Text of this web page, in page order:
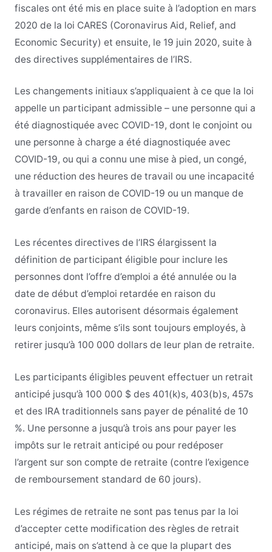
fiscales ont été mis en place suite à l’adoption en mars
2020 de la loi CARES (Coronavirus Aid, Relief, and
Economic Security) et ensuite, le 19 juin 2020, suite à
des directives supplémentaires de l’IRS.
Les changements initiaux s’appliquaient à ce que la loi
appelle un participant admissible – une personne qui a
été diagnostiquée avec COVID-19, dont le conjoint ou
une personne à charge a été diagnostiquée avec
COVID-19, ou qui a connu une mise à pied, un congé,
une réduction des heures de travail ou une incapacité
à travailler en raison de COVID-19 ou un manque de
garde d’enfants en raison de COVID-19.
Les récentes directives de l’IRS élargissent la
définition de participant éligible pour inclure les
personnes dont l’offre d’emploi a été annulée ou la
date de début d’emploi retardée en raison du
coronavirus. Elles autorisent désormais également
leurs conjoints, même s’ils sont toujours employés, à
retirer jusqu’à 100 000 dollars de leur plan de retraite.
Les participants éligibles peuvent effectuer un retrait
anticipé jusqu’à 100 000 $ des 401(k)s, 403(b)s, 457s
et des IRA traditionnels sans payer de pénalité de 10
%. Une personne a jusqu’à trois ans pour payer les
impôts sur le retrait anticipé ou pour redéposer
l’argent sur son compte de retraite (contre l’exigence
de remboursement standard de 60 jours).
Les régimes de retraite ne sont pas tenus par la loi
d’accepter cette modification des règles de retrait
anticipé, mais on s’attend à ce que la plupart des